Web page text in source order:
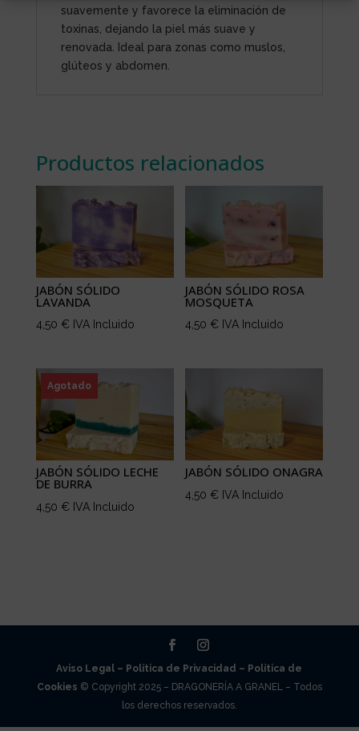
suavemente y favorece la eliminación de
toxinas, dejando la piel más suave y
renovada. Ideal para zonas como muslos,
glúteos y abdomen.
Productos relacionados
JABÓN SÓLIDO
LAVANDA
4,50 € IVA Incluido
JABÓN SÓLIDO ROSA
MOSQUETA
4,50 € IVA Incluido
Agotado
JABÓN SÓLIDO LECHE
DE BURRA
4,50 € IVA Incluido
JABÓN SÓLIDO ONAGRA
4,50 € IVA Incluido
Aviso Legal – Política de Privacidad – Política de
Cookies © Copyright 2025 – DRAGONERÍA A GRANEL – Todos
los derechos reservados.